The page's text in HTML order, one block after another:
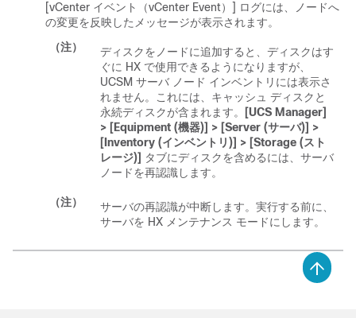
[vCenter イベント（vCenter Event）] ログには、ノードへ
の変更を反映したメッセージが表示されます。
（注）
ディスクをノードに追加すると、ディスクはす
ぐに HX で使用できるようになりますが、
UCSM サーバ ノード インベントリには表示さ
れません。これには、キャッシュ ディスクと
永続ディスクが含まれます。
[UCS Manager]
> [Equipment (機器)] > [Server (サーバ)] >
[Inventory (インベントリ)] > [Storage (スト
レージ)] タブにディスクを含めるには、サーバ
ノードを再認識します。
（注）
サーバの再認識が中断します。実行する前に、
サーバを HX メンテナンス モードにします。